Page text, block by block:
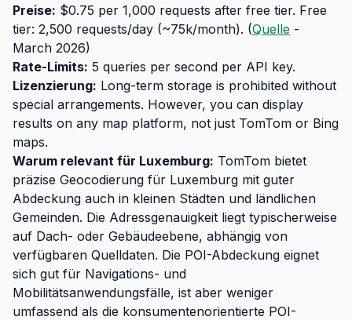
Preise: $0.75 per 1,000 requests after free tier. Free
tier: 2,500 requests/day (~75k/month). (Quelle -
March 2026)
Rate-Limits: 5 queries per second per API key.
Lizenzierung: Long-term storage is prohibited without
special arrangements. However, you can display
results on any map platform, not just TomTom or Bing
maps.
Warum relevant für Luxemburg: TomTom bietet
präzise Geocodierung für Luxemburg mit guter
Abdeckung auch in kleinen Städten und ländlichen
Gemeinden. Die Adressgenauigkeit liegt typischerweise
auf Dach- oder Gebäudeebene, abhängig von
verfügbaren Quelldaten. Die POI-Abdeckung eignet
sich gut für Navigations- und
Mobilitätsanwendungsfälle, ist aber weniger
umfassend als die konsumentenorientierte POI-